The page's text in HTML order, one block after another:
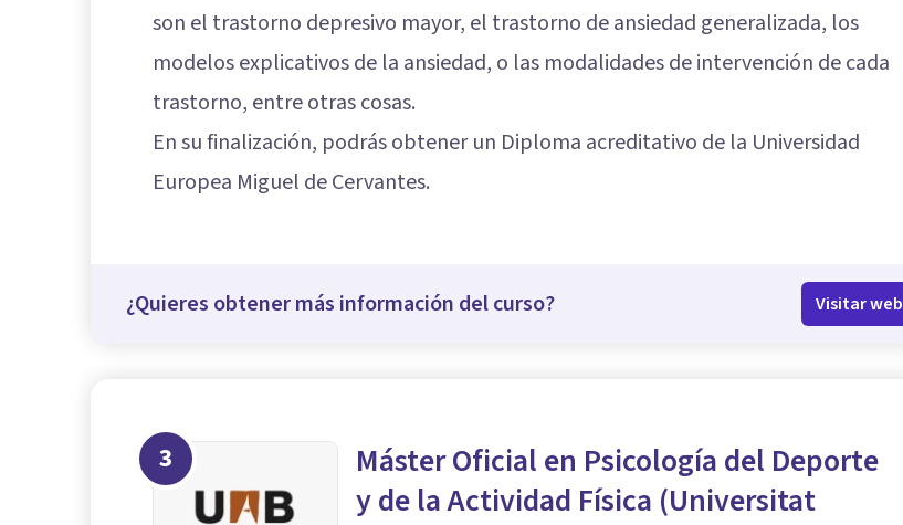
son el trastorno depresivo mayor, el trastorno de ansiedad generalizada, los
modelos explicativos de la ansiedad, o las modalidades de intervención de cada
trastorno, entre otras cosas.
En su finalización, podrás obtener un Diploma acreditativo de la Universidad
Europea Miguel de Cervantes.
¿Quieres obtener más información del curso? Visitar web
3
Máster Oficial en Psicología del Deporte
y de la Actividad Física (Universitat